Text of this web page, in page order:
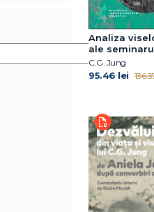
Analiza
ale
susținut între
1930
C.G. Jung
95.46 lei